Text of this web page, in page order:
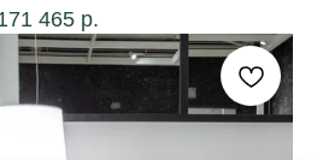
465 р.